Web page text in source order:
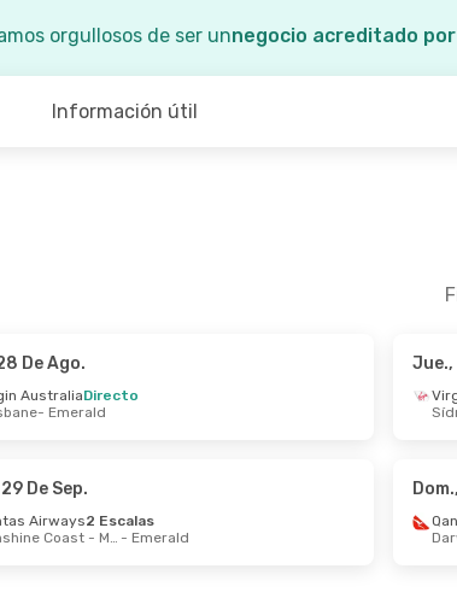
orgullosos de ser unnegocio acreditado
Información útil
2
De Ago.
AustraliaDirecto
- Emerald
Jue.,
De Sep.
Airways2 Escalas
Sunshine Coast - Maroochydore - Emerald